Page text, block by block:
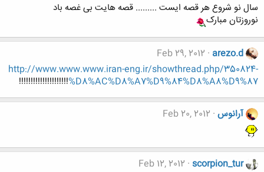
سال نو شروع هر قصه ایست ......... قصه هایت بی غصه باد
نوروزتان مبارک
arezo.d
Feb 29, 2012
http://www.www.www.iran-eng.ir/showthread.php/350824-
%D8%AC%D8%A7%D9%84%D8%A8%D9%87
!!!!!!!!!!!!!!!!!!!!!
آرانوس Feb 20, 2012
scorpion_tur
Feb 12, 2012